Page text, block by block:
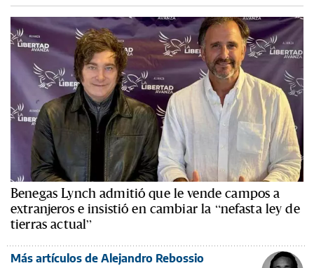
Benegas Lynch admitió que le vende campos a
extranjeros e insistió en cambiar la “nefasta ley de
tierras actual”
Más artículos de Alejandro Rebossio